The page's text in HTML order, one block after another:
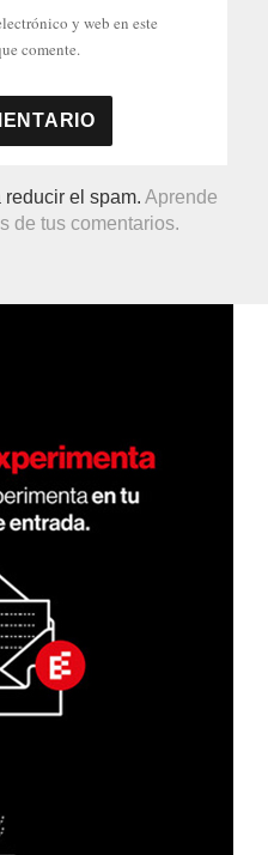
y web en este
comente.
reducir el spam.Aprende
de tus comentarios.